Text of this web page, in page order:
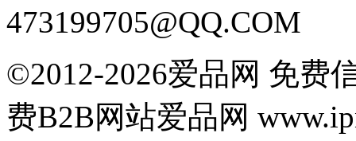
473199705@QQ.COM
©2012-2026爱品网 免费
费B2B网站爱品网